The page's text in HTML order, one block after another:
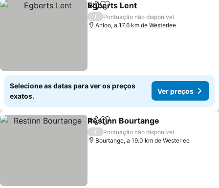
PartilharAdicionar aos favoritos
Egberts Lent
/
Pontuação não disponível
Anloo, a 17.6 km de Westerlee
Selecione as datas para ver os preços
exatos.
Ver preços
PartilharAdicionar aos favoritos
Restinn Bourtange
/
Pontuação não disponível
Bourtange, a 19.0 km de Westerlee